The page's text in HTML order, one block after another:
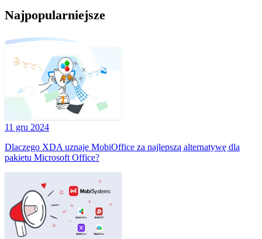
Najpopularniejsze
11 gru 2024
Dlaczego XDA uznaje MobiOffice za najlepszą alternatywę dla
pakietu Microsoft Office?